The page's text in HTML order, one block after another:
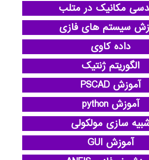
مکانیک در متلب
سیستم های فازی
داده کاوی
الگوریتم ژنتیک
آموزش PSCAD
آموزش python
سازی مولکولی
آموزش GUI